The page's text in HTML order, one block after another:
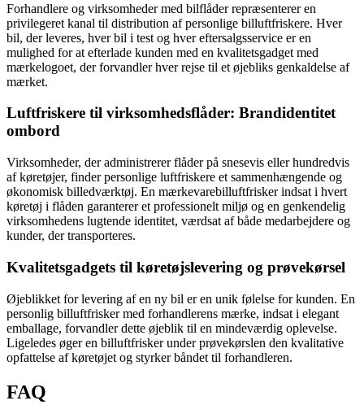
Forhandlere og virksomheder med bilflåder repræsenterer en
privilegeret kanal til distribution af personlige billuftfriskere. Hver
bil, der leveres, hver bil i test og hver eftersalgsservice er en
mulighed for at efterlade kunden med en kvalitetsgadget med
mærkelogoet, der forvandler hver rejse til et øjebliks genkaldelse af
mærket.
Luftfriskere til virksomhedsflåder: Brandidentitet
ombord
Virksomheder, der administrerer flåder på snesevis eller hundredvis
af køretøjer, finder personlige luftfriskere et sammenhængende og
økonomisk billedværktøj. En mærkevarebilluftfrisker indsat i hvert
køretøj i flåden garanterer et professionelt miljø og en genkendelig
virksomhedens lugtende identitet, værdsat af både medarbejdere og
kunder, der transporteres.
Kvalitetsgadgets til køretøjslevering og prøvekørsel
Øjeblikket for levering af en ny bil er en unik følelse for kunden. En
personlig billuftfrisker med forhandlerens mærke, indsat i elegant
emballage, forvandler dette øjeblik til en mindeværdig oplevelse.
Ligeledes øger en billuftfrisker under prøvekørslen den kvalitative
opfattelse af køretøjet og styrker båndet til forhandleren.
FAQ